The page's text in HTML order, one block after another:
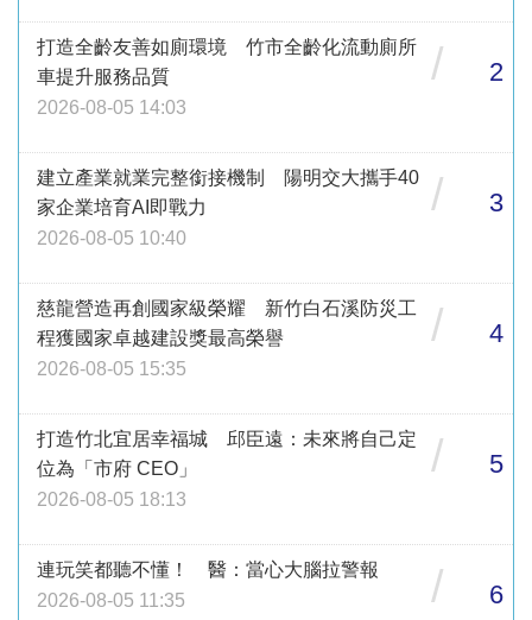
打造全齡友善如廁環境 竹市全齡化流動廁所
車提升服務品質
2026-08-05 14:03
/ 2
建立產業就業完整銜接機制 陽明交大攜手40
家企業培育AI即戰力
2026-08-05 10:40
/ 3
慈龍營造再創國家級榮耀 新竹白石溪防災工
程獲國家卓越建設獎最高榮譽
2026-08-05 15:35
/ 4
打造竹北宜居幸福城 邱臣遠：未來將自己定
位為「市府 CEO」
2026-08-05 18:13
/ 5
連玩笑都聽不懂！ 醫：當心大腦拉警報
2026-08-05 11:35
/ 6